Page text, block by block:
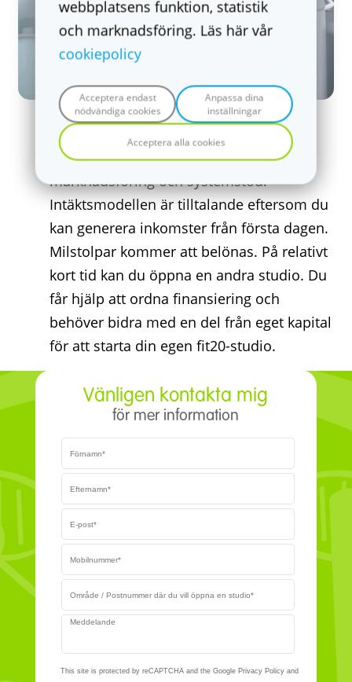
webbplatsens funktion, statistik
och marknadsföring. Läs här vår
cookiepolicy
Acceptera endast
nödvändiga cookies
Anpassa dina
inställningar
Acceptera alla cookies
Affärsmodell
fit20 tillämpar en franchiseavgift för
marknadsföring och systemstöd.
Intäktsmodellen är tilltalande eftersom du
kan generera inkomster från första dagen.
Milstolpar kommer att belönas. På relativt
kort tid kan du öppna en andra studio. Du
får hjälp att ordna finansiering och
behöver bidra med en del från eget kapital
för att starta din egen fit20-studio.
Vänligen kontakta mig
för mer information
This site is protected by reCAPTCHA and the Google Privacy Policy and